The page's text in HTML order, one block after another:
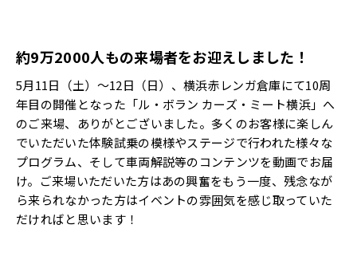
約9万2000人もの来場者をお迎えしました！
5月11日（土）～12日（日）、横浜赤レンガ倉庫にて10周
年目の開催となった「ル・ボラン カーズ・ミート横浜」へ
のご来場、ありがとございました。多くのお客様に楽しん
でいただいた体験試乗の模様やステージで行われた様々な
プログラム、そして車両解説等のコンテンツを動画でお届
け。ご来場いただいた方はあの興奮をもう一度、残念なが
ら来られなかった方はイベントの雰囲気を感じ取っていた
だければと思います！